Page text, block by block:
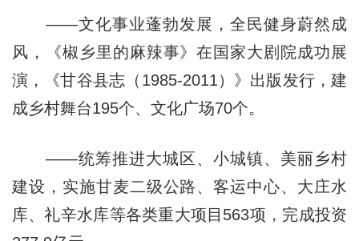
——文化事业蓬勃发展，全民健身蔚然成
风，《椒乡里的麻辣事》在国家大剧院成功展
演，《甘谷县志（1985-2011）》出版发行，建
成乡村舞台195个、文化广场70个。
——统筹推进大城区、小城镇、美丽乡村
建设，实施甘麦二级公路、客运中心、大庄水
库、礼辛水库等各类重大项目563项，完成投资